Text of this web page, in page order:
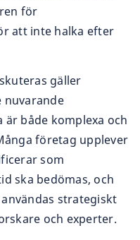
för
att inte halka efter
gäller
nuvarande
är både komplexa och
företag upplever
som
ska bedömas, och
strategiskt
och experter.